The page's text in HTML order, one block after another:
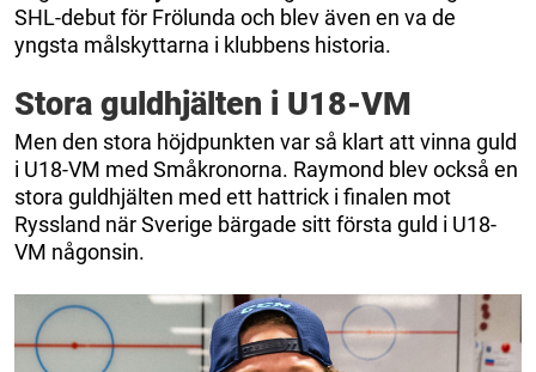
SHL-debut för Frölunda och blev även en va de
yngsta målskyttarna i klubbens historia.
Stora guldhjälten i U18-VM
Men den stora höjdpunkten var så klart att vinna guld
i U18-VM med Småkronorna. Raymond blev också en
stora guldhjälten med ett hattrick i finalen mot
Ryssland när Sverige bärgade sitt första guld i U18-
VM någonsin.